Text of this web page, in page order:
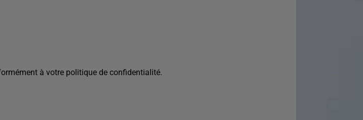
à votre politique de confidentialité.